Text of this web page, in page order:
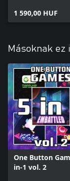
1 590,00 HUF
Másoknak ez
One Button
in-1 vol. 2